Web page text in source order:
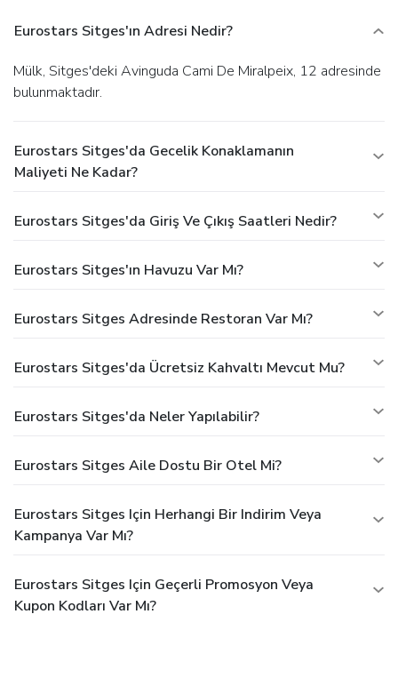
Eurostars Sitges'ın Adresi Nedir?
Mülk, Sitges'deki Avinguda Cami De Miralpeix, 12 adresinde
bulunmaktadır.
Eurostars Sitges'da Gecelik Konaklamanın
Maliyeti Ne Kadar?
Eurostars Sitges'da Giriş Ve Çıkış Saatleri Nedir?
Eurostars Sitges'ın Havuzu Var Mı?
Eurostars Sitges Adresinde Restoran Var Mı?
Eurostars Sitges'da Ücretsiz Kahvaltı Mevcut Mu?
Eurostars Sitges'da Neler Yapılabilir?
Eurostars Sitges Aile Dostu Bir Otel Mi?
Eurostars Sitges Için Herhangi Bir Indirim Veya
Kampanya Var Mı?
Eurostars Sitges Için Geçerli Promosyon Veya
Kupon Kodları Var Mı?